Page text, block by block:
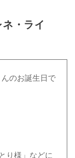
・ライ
んのお誕生日で
り様」などに